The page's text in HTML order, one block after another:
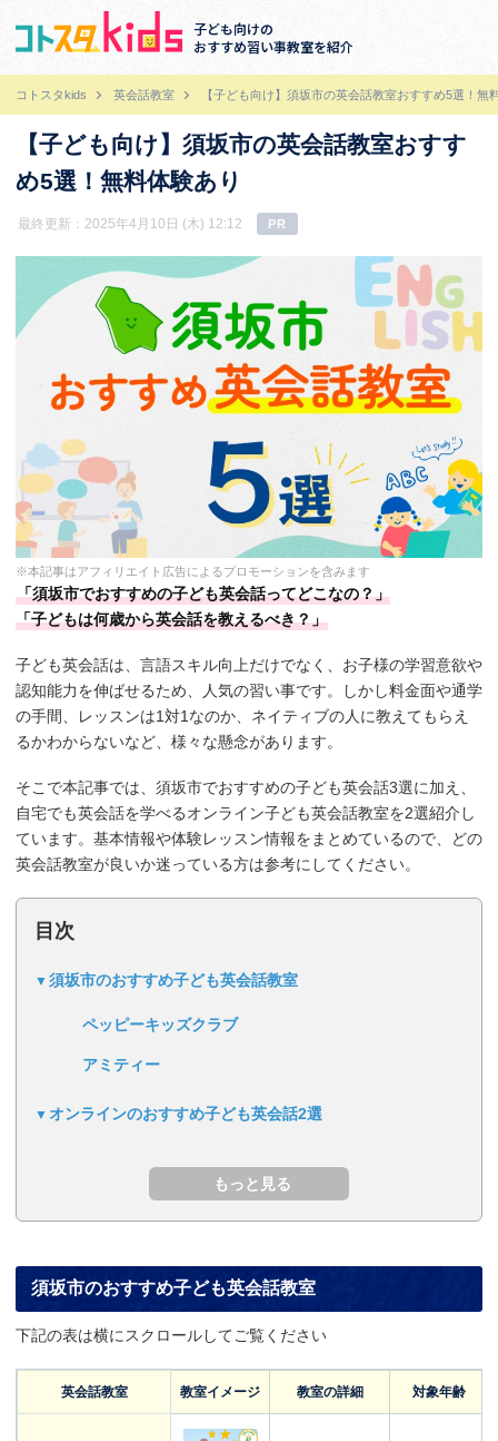
子ども向けの
おすすめ習い事教室を紹介
コトスタkids 英会話教室 【子ども向け】須坂市の英会話教室おすすめ5選！無
【子ども向け】須坂市の英会話教室おすす
め5選！無料体験あり
最終更新：2025年4月10日 (木) 12:12 PR
※本記事はアフィリエイト広告によるプロモーションを含みます
「須坂市でおすすめの子ども英会話ってどこなの？」
「子どもは何歳から英会話を教えるべき？」
子ども英会話は、言語スキル向上だけでなく、お子様の学習意欲や
認知能力を伸ばせるため、人気の習い事です。しかし料金面や通学
の手間、レッスンは1対1なのか、ネイティブの人に教えてもらえ
るかわからないなど、様々な懸念があります。
そこで本記事では、須坂市でおすすめの子ども英会話3選に加え、
自宅でも英会話を学べるオンライン子ども英会話教室を2選紹介し
ています。基本情報や体験レッスン情報をまとめているので、どの
英会話教室が良いか迷っている方は参考にしてください。
目次
須坂市のおすすめ子ども英会話教室
ペッピーキッズクラブ
アミティー
オンラインのおすすめ子ども英会話2選
須坂市のおすすめ子ども英会話教室
下記の表は横にスクロールしてご覧ください
英会話教室 教室イメージ 教室の詳細 対象年齢